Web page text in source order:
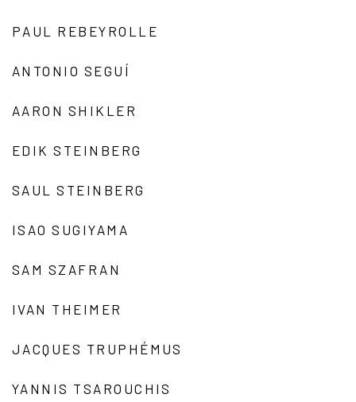
PAUL REBEYROLLE
ANTONIO SEGUÍ
AARON SHIKLER
EDIK STEINBERG
SAUL STEINBERG
ISAO SUGIYAMA
SAM SZAFRAN
IVAN THEIMER
JACQUES TRUPHÉMUS
YANNIS TSAROUCHIS